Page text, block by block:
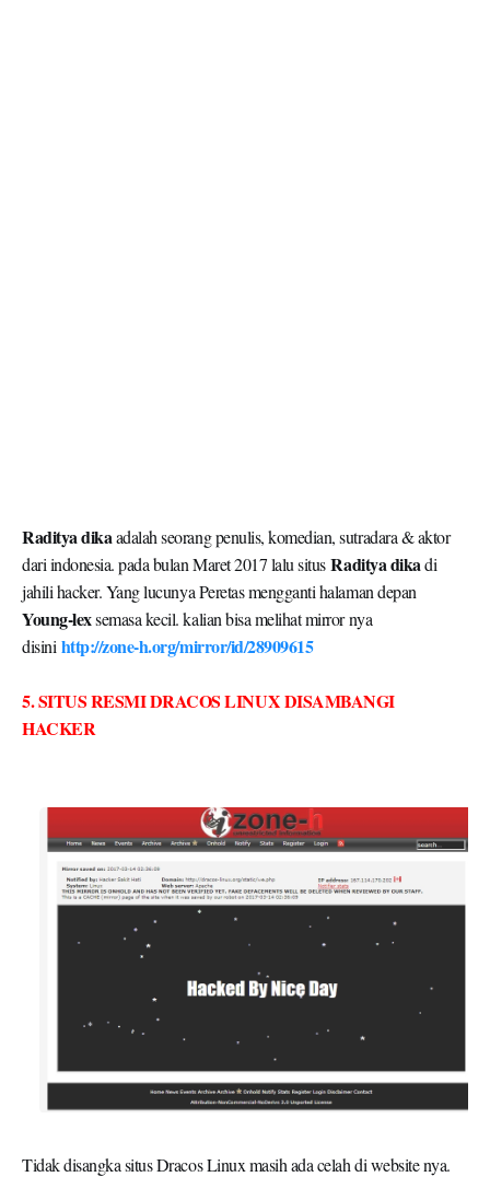
dari indonesia. pada bulan Maret 2017 lalu situsRaditya dikadi
jahili hacker. Yang lucunya Peretas mengganti halaman depan
Young-lexsemasa kecil. kalian bisa melihat mirror nya
disinihttp://zone-h.org/mirror/id/28909615
HACKER
Hacker dengan kodenama Hacker sakit hati ini berhasil